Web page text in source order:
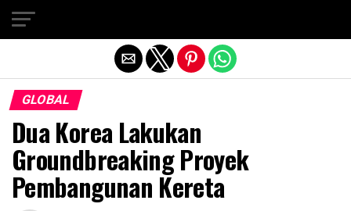
GLOBAL
Dua Korea Lakukan
Groundbreaking Proyek
Pembangunan Kereta